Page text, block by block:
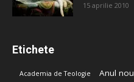
15 aprilie 2010
Etichete
Academia de Teologie Anul nou